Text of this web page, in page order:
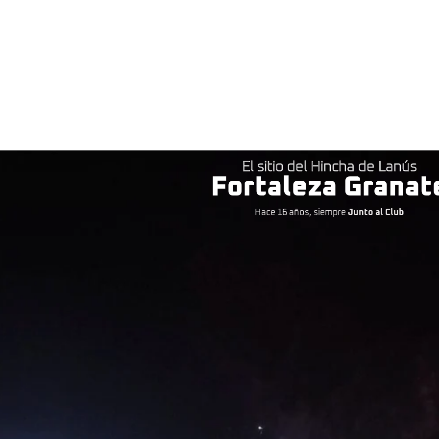
El sitio del Hincha de Lanús
Fortaleza
Hace 16 años, siempre Junto al Club